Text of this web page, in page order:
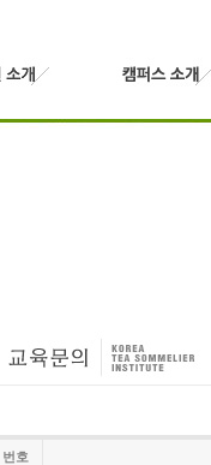
번호